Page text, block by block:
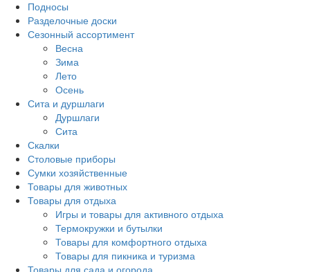
Подносы
Разделочные доски
Сезонный ассортимент
Весна
Зима
Лето
Осень
Сита и дуршлаги
Дуршлаги
Сита
Скалки
Столовые приборы
Сумки хозяйственные
Товары для животных
Товары для отдыха
Игры и товары для активного отдыха
Термокружки и бутылки
Товары для комфортного отдыха
Товары для пикника и туризма
Товары для сада и огорода